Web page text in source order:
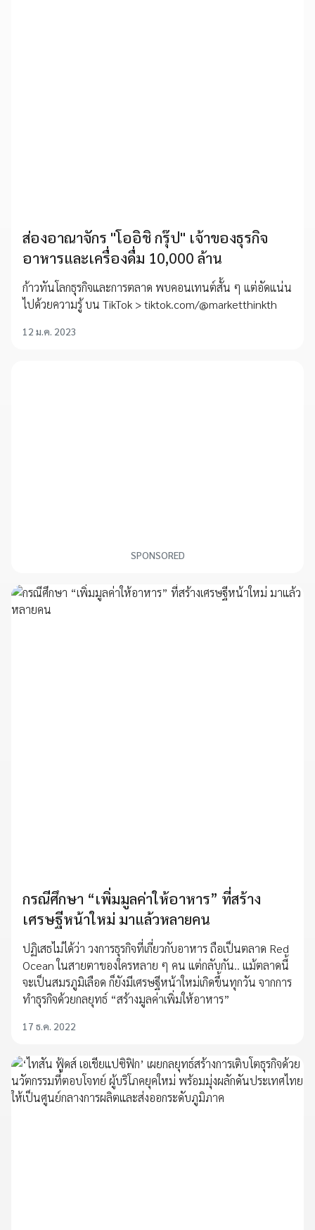
ส่องอาณาจักร "โออิชิ กรุ๊ป" เจ้าของธุรกิจ
อาหารและเครื่องดื่ม 10,000 ล้าน
ก้าวทันโลกธุรกิจและการตลาด พบคอนเทนต์สั้น ๆ แต่อัดแน่น
ไปด้วยความรู้ บน TikTok > tiktok.com/@marketthinkth
12 ม.ค. 2023
SPONSORED
กรณีศึกษา “เพิ่มมูลค่าให้อาหาร” ที่สร้าง
เศรษฐีหน้าใหม่ มาแล้วหลายคน
ปฏิเสธไม่ได้ว่า วงการธุรกิจที่เกี่ยวกับอาหาร ถือเป็นตลาด Red
Ocean ในสายตาของใครหลาย ๆ คน แต่กลับกัน.. แม้ตลาดนี้
จะเป็นสมรภูมิเลือด ก็ยังมีเศรษฐีหน้าใหม่เกิดขึ้นทุกวัน จากการ
ทำธุรกิจด้วยกลยุทธ์ “สร้างมูลค่าเพิ่มให้อาหาร”
17 ธ.ค. 2022